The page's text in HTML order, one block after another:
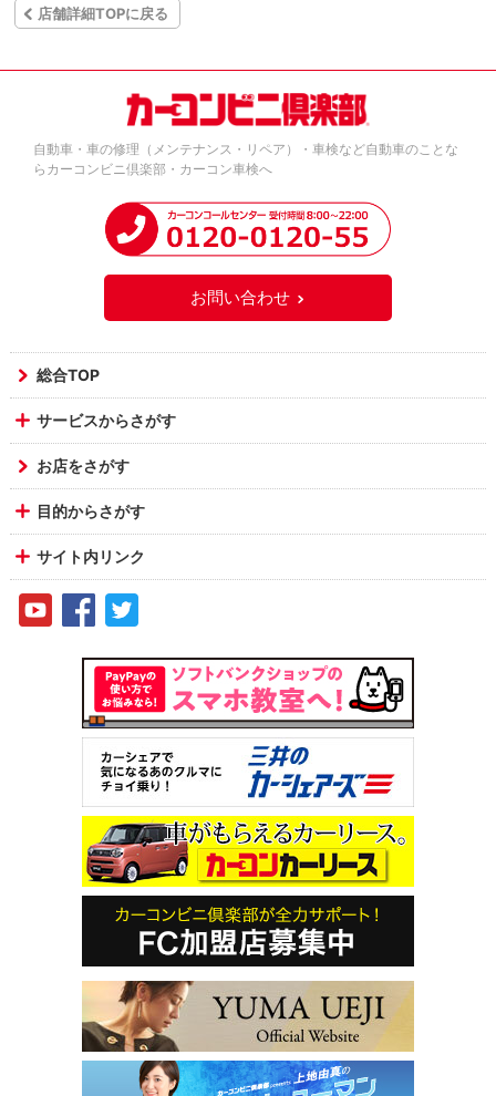
店舗詳細TOPに戻る
自動車・車の修理（メンテナンス・リペア）・車検など自動車のことな
らカーコンビニ倶楽部・カーコン車検へ
お問い合わせ
総合TOP
サービスからさがす
お店をさがす
目的からさがす
サイト内リンク